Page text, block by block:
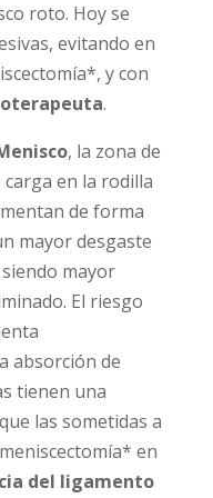
roto. Hoy se
evitando en
y con
.
, la zona de
en la rodilla
de forma
mayor desgaste
mayor
El riesgo
absorción de
tienen una
las sometidas a
en
del ligamento